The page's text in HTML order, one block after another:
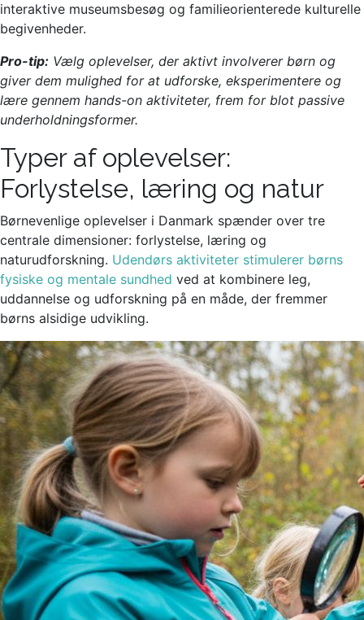
interaktive museumsbesøg og familieorienterede kulturelle
begivenheder.
Pro-tip: Vælg oplevelser, der aktivt involverer børn og
giver dem mulighed for at udforske, eksperimentere og
lære gennem hands-on aktiviteter, frem for blot passive
underholdningsformer.
Typer af oplevelser:
Forlystelse, læring og natur
Børnevenlige oplevelser i Danmark spænder over tre
centrale dimensioner: forlystelse, læring og
naturudforskning. Udendørs aktiviteter stimulerer børns
fysiske og mentale sundhed ved at kombinere leg,
uddannelse og udforskning på en måde, der fremmer
børns alsidige udvikling.